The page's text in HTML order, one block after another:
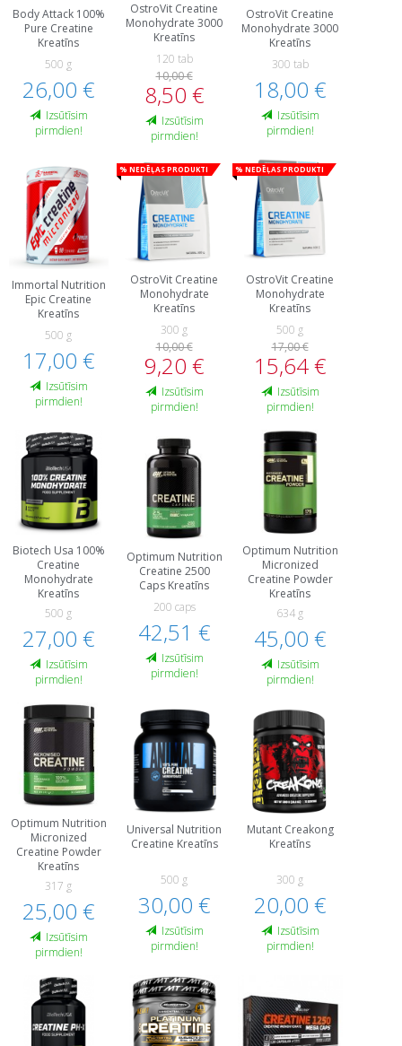
Body Attack 100%
Pure Creatine
Kreatīns
500 g
26,00 €
Izsūtīsim
pirmdien!
OstroVit Creatine
Monohydrate 3000
Kreatīns
120 tab
10,00 €
8,50 €
Izsūtīsim
pirmdien!
OstroVit Creatine
Monohydrate 3000
Kreatīns
300 tab
18,00 €
Izsūtīsim
pirmdien!
Immortal Nutrition
Epic Creatine
Kreatīns
500 g
17,00 €
Izsūtīsim
pirmdien!
% Nedēļas produkti
OstroVit Creatine
Monohydrate
Kreatīns
300 g
10,00 €
9,20 €
Izsūtīsim
pirmdien!
% Nedēļas produkti
OstroVit Creatine
Monohydrate
Kreatīns
500 g
17,00 €
15,64 €
Izsūtīsim
pirmdien!
Biotech Usa 100%
Creatine
Monohydrate
Kreatīns
500 g
27,00 €
Izsūtīsim
pirmdien!
Optimum Nutrition
Creatine 2500
Caps Kreatīns
200 caps
42,51 €
Izsūtīsim
pirmdien!
Optimum Nutrition
Micronized
Creatine Powder
Kreatīns
634 g
45,00 €
Izsūtīsim
pirmdien!
Optimum Nutrition
Micronized
Creatine Powder
Kreatīns
317 g
25,00 €
Izsūtīsim
pirmdien!
Universal Nutrition
Creatine Kreatīns
500 g
30,00 €
Izsūtīsim
pirmdien!
Mutant Creakong
Kreatīns
300 g
20,00 €
Izsūtīsim
pirmdien!